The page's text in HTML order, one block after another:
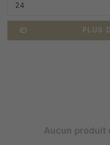
24
PLUS
Aucun produit